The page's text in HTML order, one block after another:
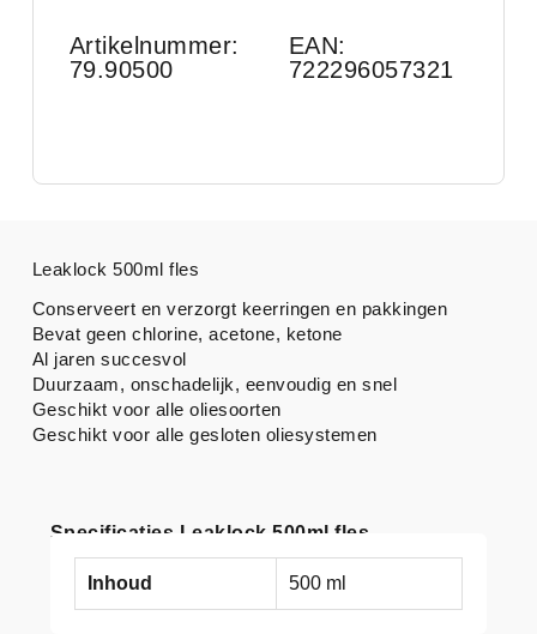
Artikelnummer:
79.90500
EAN:
722296057321
Specificaties Leaklock 500ml fles
Inhoud 500 ml
Leaklock 500ml fles
Conserveert en verzorgt keerringen en pakkingen
Bevat geen chlorine, acetone, ketone
Al jaren succesvol
Duurzaam, onschadelijk, eenvoudig en snel
Geschikt voor alle oliesoorten
Geschikt voor alle gesloten oliesystemen